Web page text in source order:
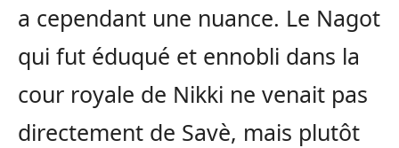
a cependant une nuance. Le Nagot
qui fut éduqué et ennobli dans la
cour royale de Nikki ne venait pas
directement de Savè, mais plutôt